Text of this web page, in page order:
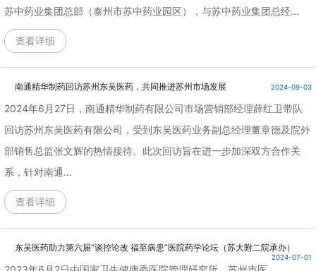
苏中药业集团总部（泰州市苏中药业园区），与苏中药业集团总经...
查看详细
南通精华制药回访苏州东吴医药，共同推进苏州市场发展 2024-09-03
2024年6月27日，南通精华制药有限公司市场营销部经理薛红卫带队
回访苏州东吴医药有限公司，受到东吴医药业务副总经理董章德及院外
部销售总监张文辉的热情接待。此次回访旨在进一步加深双方合作关
系，针对南通...
查看详细
东吴医药助力第六届“谈控论改 福至病患”医院药学论坛（苏大附二院承办）
2024-07-01